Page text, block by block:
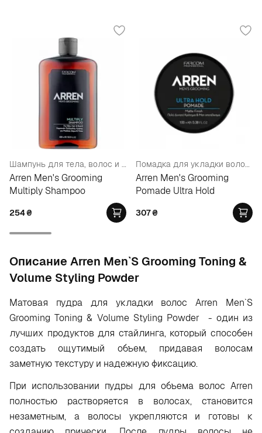
Шампунь для тела, волос и бороды
Arren Men's Grooming
Multiply Shampoo
254₴
Помадка для укладки волос уьтрасильной фиксации
Arren Men's Grooming
Pomade Ultra Hold
307₴
Oписание Arren Men`S Grooming Toning &
Volume Styling Powder
Матовая пудра для укладки волос Arren Men`S
Grooming Toning & Volume Styling Powder - один из
лучших продуктов для стайлинга, который способен
создать ощутимый объем, придавая волосам
заметную текстуру и надежную фиксацию.
При использовании пудры для объема волос Arren
полностью растворяется в волосах, становится
незаметным, а волосы укрепляются и готовы к